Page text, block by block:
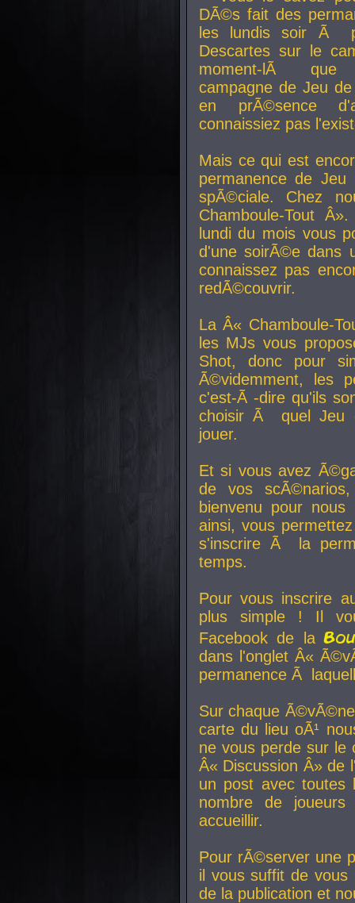
DÃ©s fait des
les lundis soir Ã
Descartes sur le
moment-lÃ que
campagne de Jeu
en prÃ©sence
connaissiez pas
Mais ce qui est
permanence de
spÃ©ciale. Chez
Chamboule-Tout
lundi du mois vous
d'une soirÃ©e dans
connaissez pas
redÃ©couvrir.
La Â« Chamboule-
les MJs vous
Shot, donc pour
Ã©videmment, les
c'est-Ã -dire qu'ils
choisir Ã quel Jeu
jouer.
Et si vous avez
de vos
bienvenu pour
ainsi, vous
s'inscrire Ã la
temps.
Pour vous inscrire
plus simple ! Il
Facebook de la
dans l'onglet Â«
permanence Ã
Sur chaque
carte du lieu oÃ¹
ne vous perde sur le
Â« Discussion Â» de
un post avec toutes
nombre de
accueillir.
Pour rÃ©server une
il vous suffit de vous
de la publication et